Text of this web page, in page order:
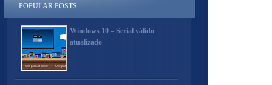
POPULAR POSTS
Windows 10 – Serial válido
atualizado